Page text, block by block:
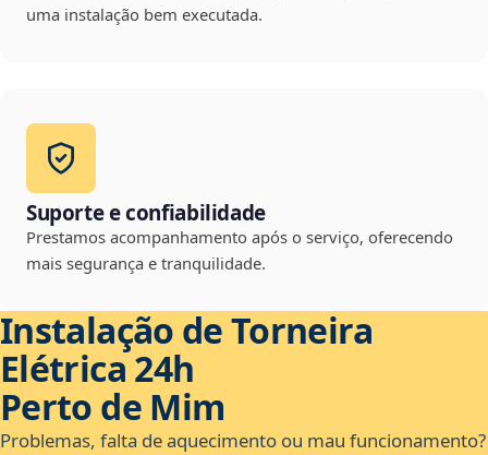
uma instalação bem executada.
Suporte e confiabilidade
Prestamos acompanhamento após o serviço, oferecendo
mais segurança e tranquilidade.
Instalação de Torneira
Elétrica 24h
Perto de Mim
Problemas, falta de aquecimento ou mau funcionamento?